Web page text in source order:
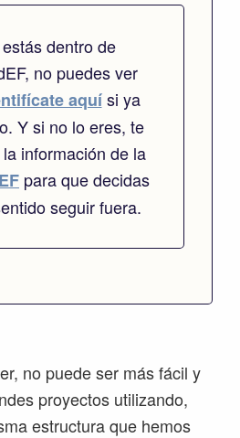
dentro de
no puedes ver
aquísi ya
Y si no lo eres, te
información de la
para que decidas
seguir fuera.
no puede ser más fácil y
proyectos utilizando,
estructura que hemos